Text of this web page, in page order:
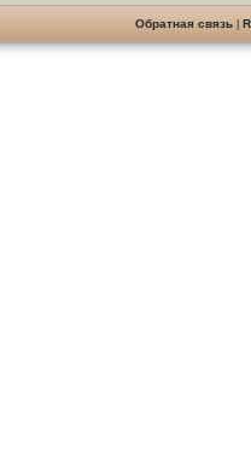
Обратная связь